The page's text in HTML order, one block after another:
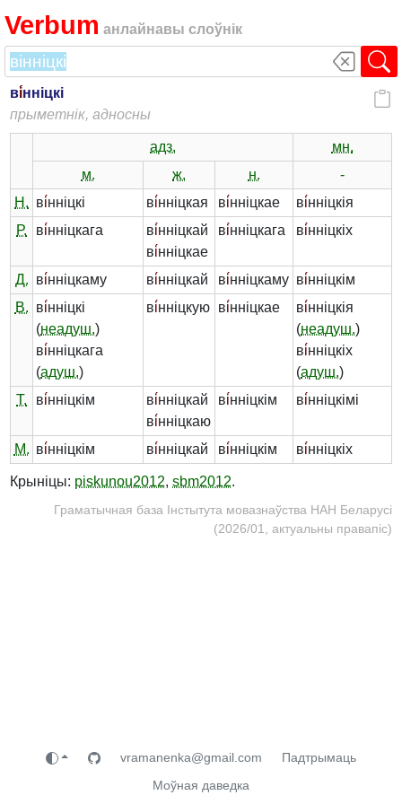
Verbum анлайнавы слоўнік
ві́нніцкі
прыметнік, адносны
адз.
мн.
м.
ж. н.
-
Н. ві́нніцкі ві́нніцкая ві́нніцкае ві́нніцкія
Р.
ві́нніцкага ві́нніцкай
ві́нніцкае
ві́нніцкага ві́нніцкіх
Д. ві́нніцкаму ві́нніцкай ві́нніцкаму ві́нніцкім
В. ві́нніцкі
(неадуш.)
ві́нніцкага
(адуш.)
ві́нніцкую ві́нніцкае ві́нніцкія
(неадуш.)
ві́нніцкіх
(адуш.)
Т.
ві́нніцкім ві́нніцкай
ві́нніцкаю
ві́нніцкім ві́нніцкімі
М. ві́нніцкім ві́нніцкай ві́нніцкім ві́нніцкіх
Крыніцы: piskunou2012, sbm2012.
Граматычная база Інстытута мовазнаўства НАН Беларусі
(2026/01, актуальны правапіс)
vramanenka@gmail.com
Падтрымаць
Моўная даведка